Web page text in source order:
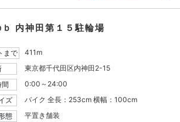
内神田第１５駐輪場
まで
411m
東京都千代田区内神田2-15
間
0:00～24:00
ズ
バイク 全長：253cm 横幅：100cm
態
平置き舗装